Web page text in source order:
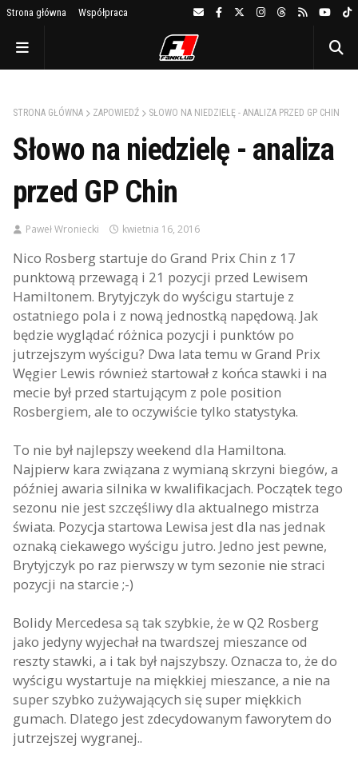
Strona główna Współpraca
STRONA GŁÓWNA ZAPOWIEDŹ SŁOWO NA NIEDZIELĘ - ANALIZA PRZED GP CHIN
Słowo na niedzielę - analiza
przed GP Chin
Paweł Wroniecki kwietnia 16, 2016
Nico Rosberg startuje do Grand Prix Chin z 17
punktową przewagą i 21 pozycji przed Lewisem
Hamiltonem. Brytyjczyk do wyścigu startuje z
ostatniego pola i z nową jednostką napędową. Jak
będzie wyglądać różnica pozycji i punktów po
jutrzejszym wyścigu? Dwa lata temu w Grand Prix
Węgier Lewis również startował z końca stawki i na
mecie był przed startującym z pole position
Rosbergiem, ale to oczywiście tylko statystyka.
To nie był najlepszy weekend dla Hamiltona.
Najpierw kara związana z wymianą skrzyni biegów, a
później awaria silnika w kwalifikacjach. Początek tego
sezonu nie jest szczęśliwy dla aktualnego mistrza
świata. Pozycja startowa Lewisa jest dla nas jednak
oznaką ciekawego wyścigu jutro. Jedno jest pewne,
Brytyjczyk po raz pierwszy w tym sezonie nie straci
pozycji na starcie ;-)
Bolidy Mercedesa są tak szybkie, że w Q2 Rosberg
jako jedyny wyjechał na twardszej mieszance od
reszty stawki, a i tak był najszybszy. Oznacza to, że do
wyścigu wystartuje na miękkiej mieszance, a nie na
super szybko zużywających się super miękkich
gumach. Dlatego jest zdecydowanym faworytem do
jutrzejszej wygranej..